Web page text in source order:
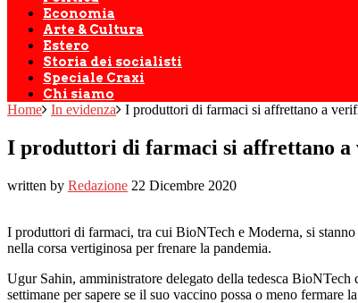
Economia
Arte & Cultura
Estero
Storia dei socialisti
Speciale Craxi
Chi siamo
Home In evidenza I produttori di farmaci si affrettano a
I produttori di farmaci si affrettano a
written by Redazione 22 Dicembre 2020
I produttori di farmaci, tra cui BioNTech e Moderna, si
nella corsa vertiginosa per frenare la pandemia.
Ugur Sahin, amministratore delegato della tedesca
settimane per sapere se il suo vaccino possa o meno fermare